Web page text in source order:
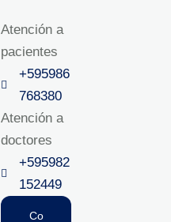
Atención a
pacientes
+595986
768380
Atención a
doctores
+595982
152449‬
Co